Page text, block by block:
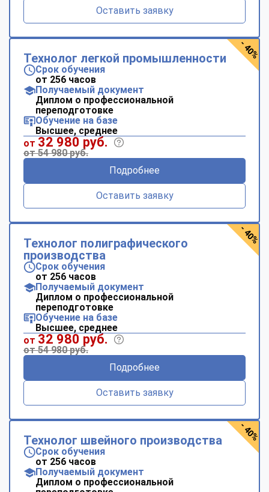
Оставить заявку
Технолог легкой промышленности
Срок обучения
от 256 часов
Получаемый документ
Диплом о профессиональной
переподготовке
Обучение на базе
Высшее, среднее
от 32 980 руб.
от 54 980 руб.
Подробнее
Оставить заявку
- 40%
Технолог полиграфического
производства
Срок обучения
от 256 часов
Получаемый документ
Диплом о профессиональной
переподготовке
Обучение на базе
Высшее, среднее
от 32 980 руб.
от 54 980 руб.
Подробнее
Оставить заявку
- 40%
Технолог швейного производства
Срок обучения
от 256 часов
Получаемый документ
Диплом о профессиональной
- 40%